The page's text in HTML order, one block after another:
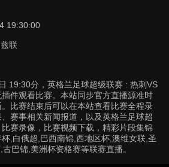
19:30:00
联
19:30分，英格兰足球超级联赛 : 热刺VS
件观看比赛。本站同步官方直播源准时
比赛结束后可以在本站查看比赛全程录
赛事相关新闻报道，以及英格兰足球超
赛录像，比赛视频下载，精彩片段集锦
,白俄超,巴西南锦,西地区杯,澳维女联,圣
巴锦,美洲杯资格赛等联赛直播。